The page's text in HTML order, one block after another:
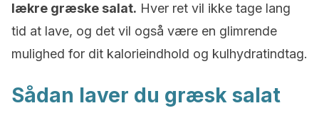
lækre græske salat. Hver ret vil ikke tage lang
tid at lave, og det vil også være en glimrende
mulighed for dit kalorieindhold og kulhydratindtag.
Sådan laver du græsk salat